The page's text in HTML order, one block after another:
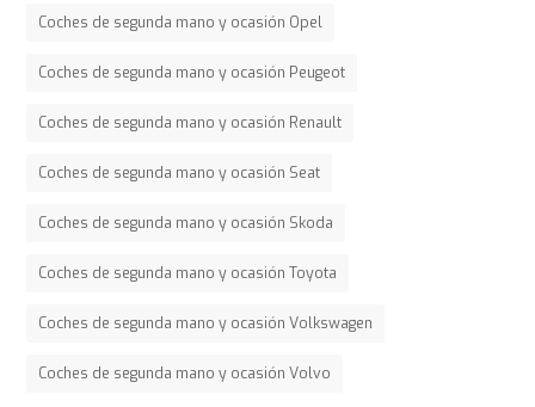
Coches de segunda mano y ocasión Opel
Coches de segunda mano y ocasión Peugeot
Coches de segunda mano y ocasión Renault
Coches de segunda mano y ocasión Seat
Coches de segunda mano y ocasión Skoda
Coches de segunda mano y ocasión Toyota
Coches de segunda mano y ocasión Volkswagen
Coches de segunda mano y ocasión Volvo